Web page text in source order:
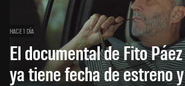
HACE 1 DÍA
El documental de Fito
ya tiene fecha de estreno